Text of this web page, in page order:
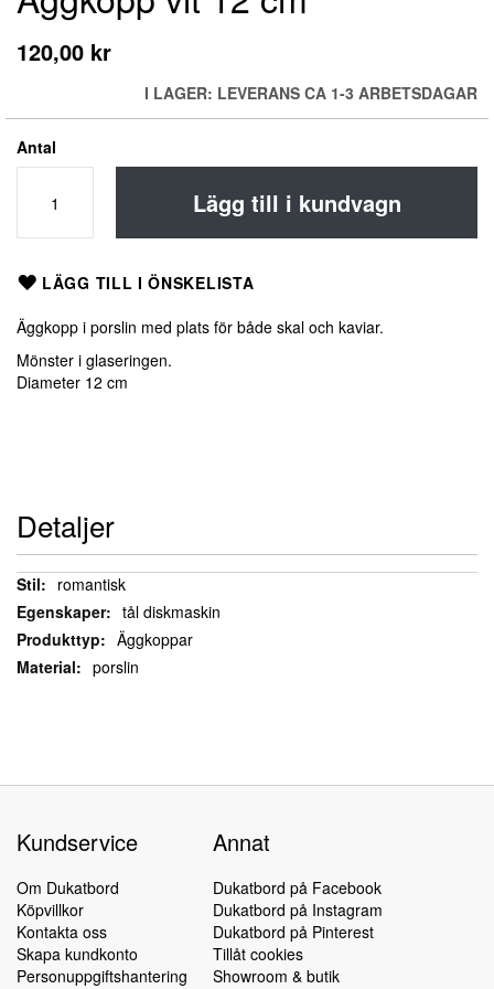
120,00 kr
I LAGER: LEVERANS CA 1-3 ARBETSDAGAR
Antal
Lägg till i kundvagn
LÄGG TILL I ÖNSKELISTA
Äggkopp i porslin med plats för både skal och kaviar.
Mönster i glaseringen.
Diameter 12 cm
till
av
Detaljer
Detaljerromantisk
tål diskmaskin
Äggkoppar
porslin
Kundservice
Om Dukatbord
Köpvillkor
Kontakta oss
Skapa kundkonto
Personuppgiftshantering
Annat
Dukatbord på Facebook
Dukatbord på Instagram
Dukatbord på Pinterest
Tillåt cookies
Showroom & butik